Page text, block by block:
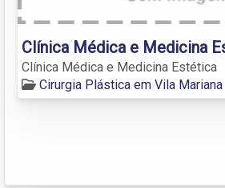
Clínica Médica e Medicina
Clínica Médica e Medicina Estética
Cirurgia Plástica em Vila Mariana